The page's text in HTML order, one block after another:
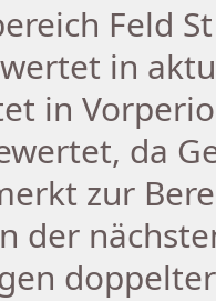
Feld
in
in
da
zur
der